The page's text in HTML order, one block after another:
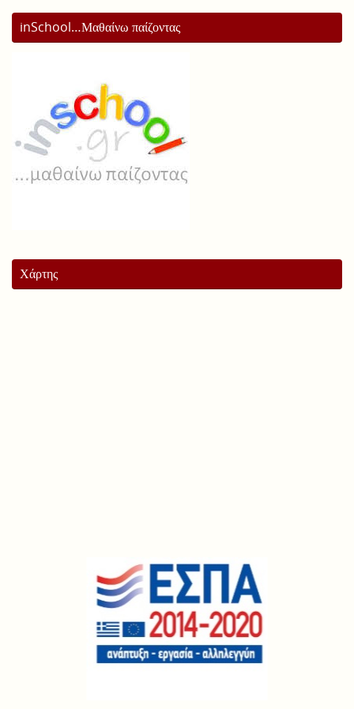
inSchool…Μαθαίνω παίζοντας
Χάρτης